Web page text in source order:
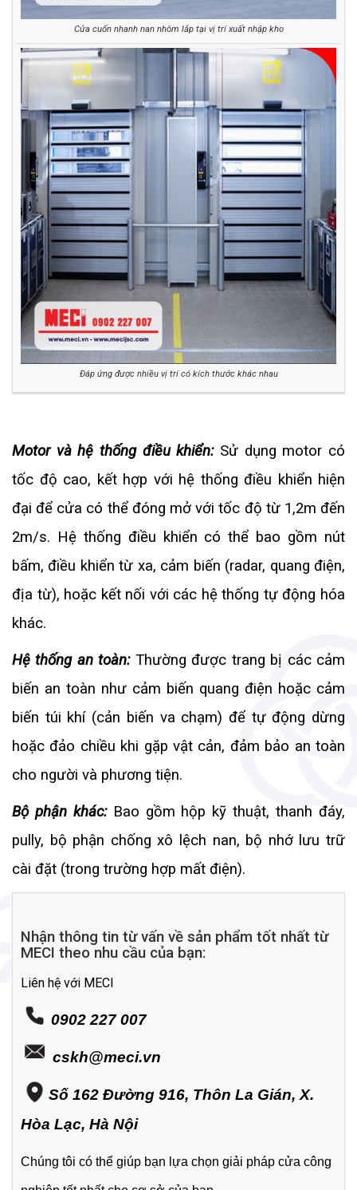
Cửa cuốn nhanh nan nhôm lắp tại vị trí xuất nhập kho
Đáp ứng được nhiều vị trí có kích thước khác nhau
Motor và hệ thống điều khiển:Sử dụng motor có
tốc độ cao, kết hợp với hệ thống điều khiển hiện
đại để cửa có thể đóng mở với tốc độ từ 1,2m đến
2m/s. Hệ thống điều khiển có thể bao gồm nút
bấm, điều khiển từ xa, cảm biến (radar, quang điện,
địa từ), hoặc kết nối với các hệ thống tự động hóa
khác.
Hệ thống an toàn:Thường được trang bị các cảm
biến an toàn như cảm biến quang điện hoặc cảm
biến túi khí (cản biến va chạm) để tự động dừng
hoặc đảo chiều khi gặp vật cản, đảm bảo an toàn
cho người và phương tiện.
Bộ phận khác:Bao gồm hộp kỹ thuật, thanh đáy,
pully, bộ phận chống xô lệch nan, bộ nhớ lưu trữ
cài đặt (trong trường hợp mất điện).
Nhận thông tin từ vấn về sản phẩm tốt nhất từ
MECI theo nhu cầu của bạn:
Liên hệ với MECI
0902 227 007
cskh@meci.vn
Số 162 Đường 916, Thôn La Gián, X.
Hòa Lạc, Hà Nội
Chúng tôi có thể giúp bạn lựa chọn giải pháp cửa công